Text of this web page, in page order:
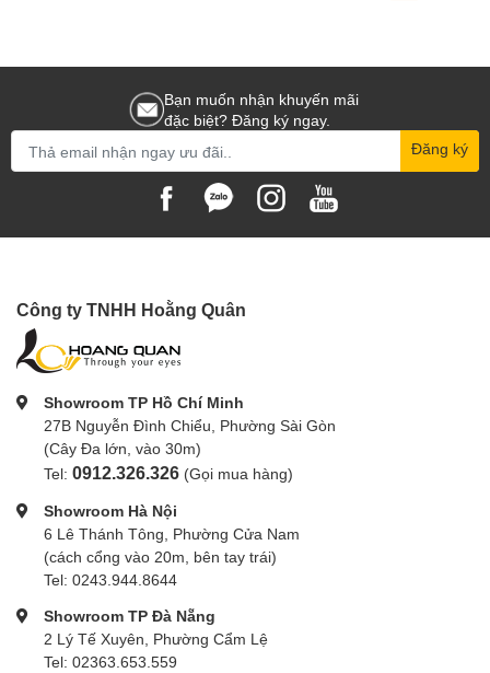
Bạn muốn nhận khuyến mãi
đặc biệt? Đăng ký ngay.
Đăng ký
Công ty TNHH Hoằng Quân
Showroom TP Hồ Chí Minh
27B Nguyễn Đình Chiểu, Phường Sài Gòn
(Cây Đa lớn, vào 30m)
Tel: 0912.326.326 (Gọi mua hàng)
Showroom Hà Nội
6 Lê Thánh Tông, Phường Cửa Nam
(cách cổng vào 20m, bên tay trái)
Tel: 0243.944.8644
Showroom TP Đà Nẵng
2 Lý Tế Xuyên, Phường Cẩm Lệ
Tel: 02363.653.559